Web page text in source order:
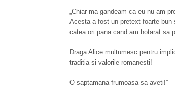
„Chiar ma gandeam ca eu nu am
Acesta a fost un pretext foarte bun
catea ori pana cand am hotarat sa
Draga Alice multumesc pentru
traditia si valorile romanesti!
O saptamana frumoasa sa aveti!”